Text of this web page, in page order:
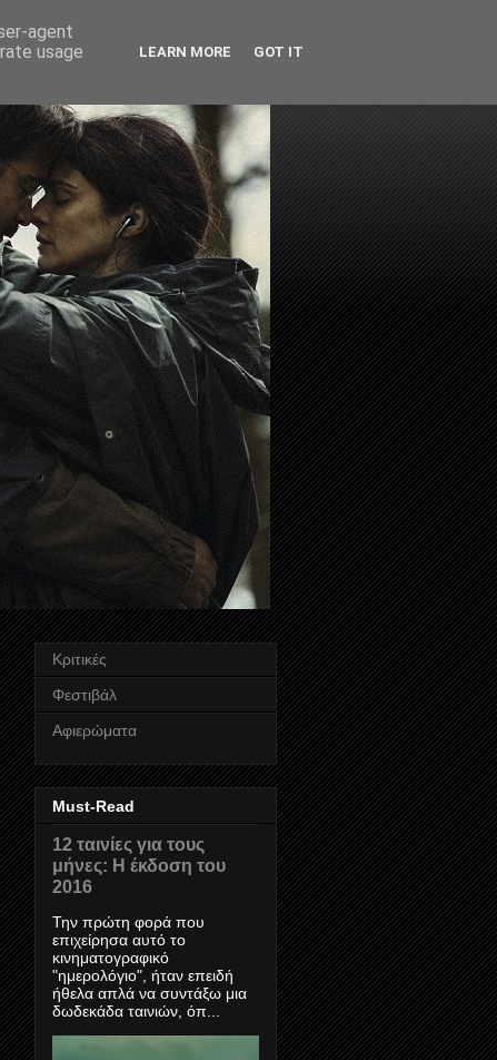
Κριτικές
Φεστιβάλ
Αφιερώματα
Must-Read
12 ταινίες για τους
μήνες: Η έκδοση του
2016
Την πρώτη φορά που
επιχείρησα αυτό το
κινηματογραφικό
"ημερολόγιο", ήταν επειδή
ήθελα απλά να συντάξω μια
δωδεκάδα ταινιών, όπ...
agent
usage
LEARN MORE GOT IT